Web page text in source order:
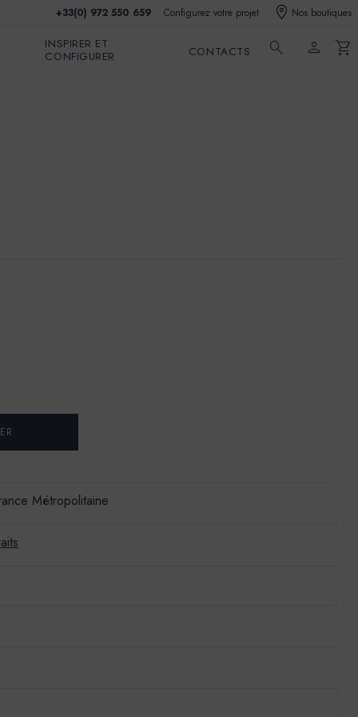
+33(0) 972 550 659 Configurez votre projet Nos boutiques
INSPIRER ET
CONFIGURER
CONTACTS search person shopping_cart
Métropolitaine